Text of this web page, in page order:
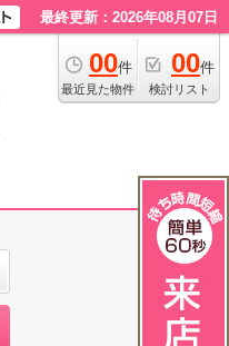
最終更新：2026年08月07日
00件
最近見た物件
00件
検討リスト